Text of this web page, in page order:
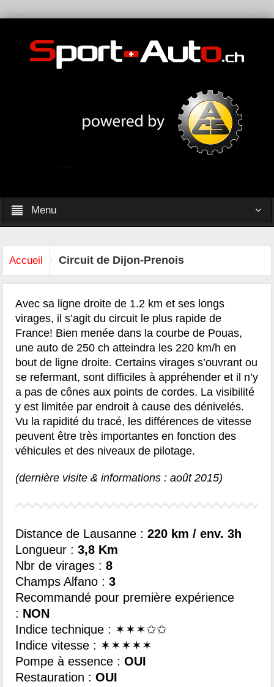
Menu
Accueil Circuit de Dijon-Prenois
Avec sa ligne droite de 1.2 km et ses longs
virages, il s’agit du circuit le plus rapide de
France! Bien menée dans la courbe de Pouas,
une auto de 250 ch atteindra les 220 km/h en
bout de ligne droite. Certains virages s’ouvrant ou
se refermant, sont difficiles à appréhender et il n’y
a pas de cônes aux points de cordes. La visibilité
y est limitée par endroit à cause des dénivelés.
Vu la rapidité du tracé, les différences de vitesse
peuvent être très importantes en fonction des
véhicules et des niveaux de pilotage.
(dernière visite & informations : août 2015)
Distance de Lausanne :220 km / env. 3h
Longueur :3,8 Km
Nbr de virages :8
Champs Alfano :3
Recommandé pour première expérience
: NON
Indice technique : ✶✶✶✩✩
Indice vitesse : ✶✶✶✶✶
Pompe à essence :OUI
Restauration :OUI